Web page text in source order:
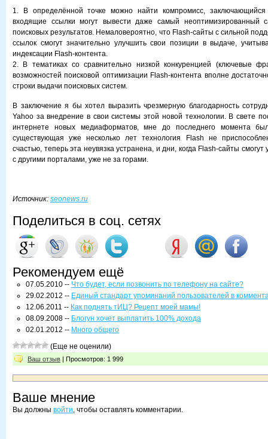
1. В определённой точке можно найти компромисс,
входящие ссылки могут вывести даже самый неоптимизированный
поисковых результатов. Немаловероятно, что Flash-сайты с сильной
ссылок смогут значительно улучшить свои позиции в выдаче,
индексации Flash-контента.
2. В тематиках со сравнительно низкой конкуренцией (ключевые
возможностей поисковой оптимизации Flash-контента вполне
строки выдачи поисковых систем.
В заключение я бы хотел выразить чрезмерную благодарность
Yahoo за внедрение в свои системы этой новой технологии. В свете
интернете новых медиаформатов, мне до последнего момента
существующая уже несколько лет технология Flash не
счастью, теперь эта неувязка устранена, и дни, когда Flash-сайты смогут
с другими порталами, уже не за горами.
Источник: seonews.ru
Поделиться в соц. сетях
Рекомендуем ещё
07.05.2010 -- Что будет, если позвонить по телефону на сайте?
29.02.2012 -- Единый стандарт упоминаний пользователей в
12.06.2011 -- Как поднять тИЦ? Рецепт моей мамы!
08.09.2008 -- Блогун хочет выплатить 100% дохода
02.01.2012 -- Много общего
(Еще не оценили)
Ваш отзыв | Просмотров: 1 999
Ваше мнение
Вы должны войти, чтобы оставлять комментарии.